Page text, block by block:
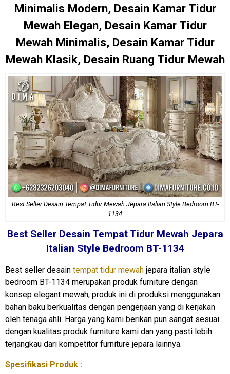
Minimalis Modern, Desain Kamar Tidur
Mewah Elegan, Desain Kamar Tidur
Mewah Minimalis, Desain Kamar Tidur
Mewah Klasik, Desain Ruang Tidur Mewah
Best Seller Desain Tempat Tidur Mewah Jepara Italian Style Bedroom BT-
1134
Best Seller Desain Tempat Tidur Mewah Jepara
Italian Style Bedroom BT-1134
Best seller desain tempat tidur mewah jepara italian style
bedroom BT-1134 merupakan produk furniture dengan
konsep elegant mewah, produk ini di produksi menggunakan
bahan baku berkualitas dengan pengerjaan yang di kerjakan
oleh tenaga ahli. Harga yang kami berikan pun sangat sesuai
dengan kualitas produk furniture kami dan yang pasti lebih
terjangkau dari kompetitor furniture jepara lainnya.
Spesifikasi Produk :